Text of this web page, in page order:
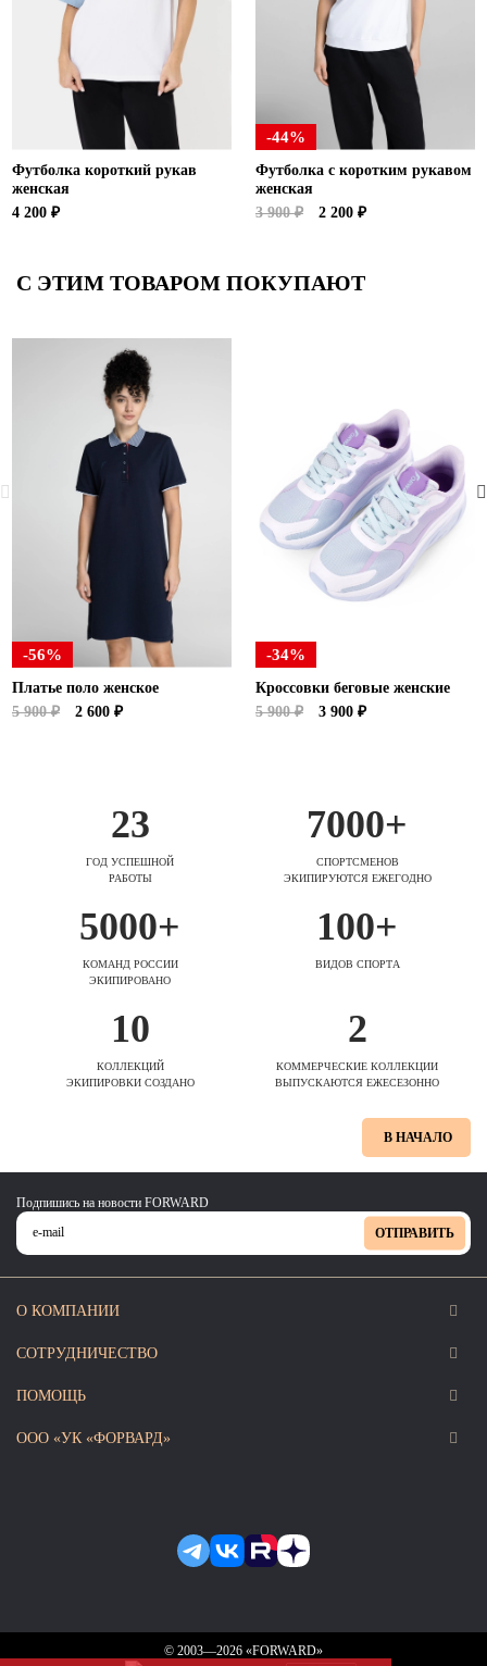
Футболка короткий рукав
женская
4 200 ₽
-44%
Футболка с коротким рукавом
женская
3 900 ₽
2 200 ₽
С ЭТИМ ТОВАРОМ ПОКУПАЮТ
-56%
Платье поло женское
5 900 ₽
2 600 ₽
-34%
Кроссовки беговые женские
5 900 ₽
3 900 ₽
23
ГОД УСПЕШНОЙ
РАБОТЫ
7000+
СПОРТСМЕНОВ
ЭКИПИРУЮТСЯ ЕЖЕГОДНО
5000+
КОМАНД РОССИИ
ЭКИПИРОВАНО
100+
ВИДОВ СПОРТА
10
КОЛЛЕКЦИЙ
ЭКИПИРОВКИ СОЗДАНО
2
КОММЕРЧЕСКИЕ КОЛЛЕКЦИИ
ВЫПУСКАЮТСЯ ЕЖЕСЕЗОННО
В НАЧАЛО
Подпишись на новости FORWARD
ОТПРАВИТЬ
О КОМПАНИИ
СОТРУДНИЧЕСТВО
ПОМОЩЬ
ООО «УК «ФОРВАРД»
© 2003—2026 «FORWARD»